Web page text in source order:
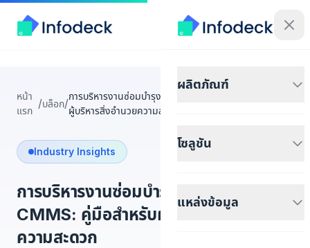
ผลิตภัณฑ์
โซลูชัน
แหล่งข้อมูล
หน้า
แรก
/บล็อก/การบริหารงานซ่อมบำรุงรีสอร์ตด้วย CMMS: คู่มือสำหรับ
ผู้บริหารสิ่งอำนวยความสะดวก
Industry Insights
การบริหารงานซ่อมบำรุงรีสอร์ตด้วย
CMMS: คู่มือสำหรับผู้บริหารสิ่งอำนวย
ความสะดวก